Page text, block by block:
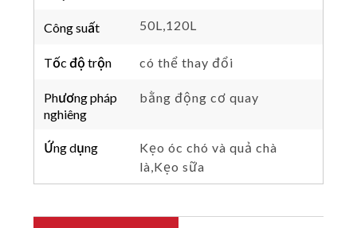
Công suất 50L,120L
Tốc độ trộn có thể thay đổi
Phương pháp
nghiêng
bằng động cơ quay
Ứng dụng
Kẹo óc chó và quả chà
là,Kẹo sữa